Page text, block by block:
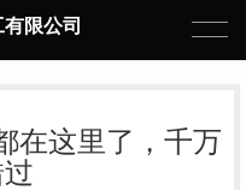
限公司
在这里了，千万